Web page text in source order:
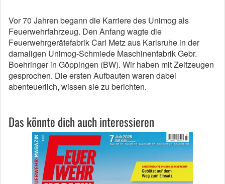
Vor 70 Jahren begann die Karriere des Unimog als
Feuerwehrfahrzeug. Den Anfang wagte die
Feuerwehrgerätefabrik Carl Metz aus Karlsruhe in der
damaligen Unimog-Schmiede Maschinenfabrik Gebr.
Boehringer in Göppingen (BW). Wir haben mit Zeitzeugen
gesprochen. Die ersten Aufbauten waren dabei
abenteuerlich, wissen sie zu berichten.
Das könnte dich auch interessieren